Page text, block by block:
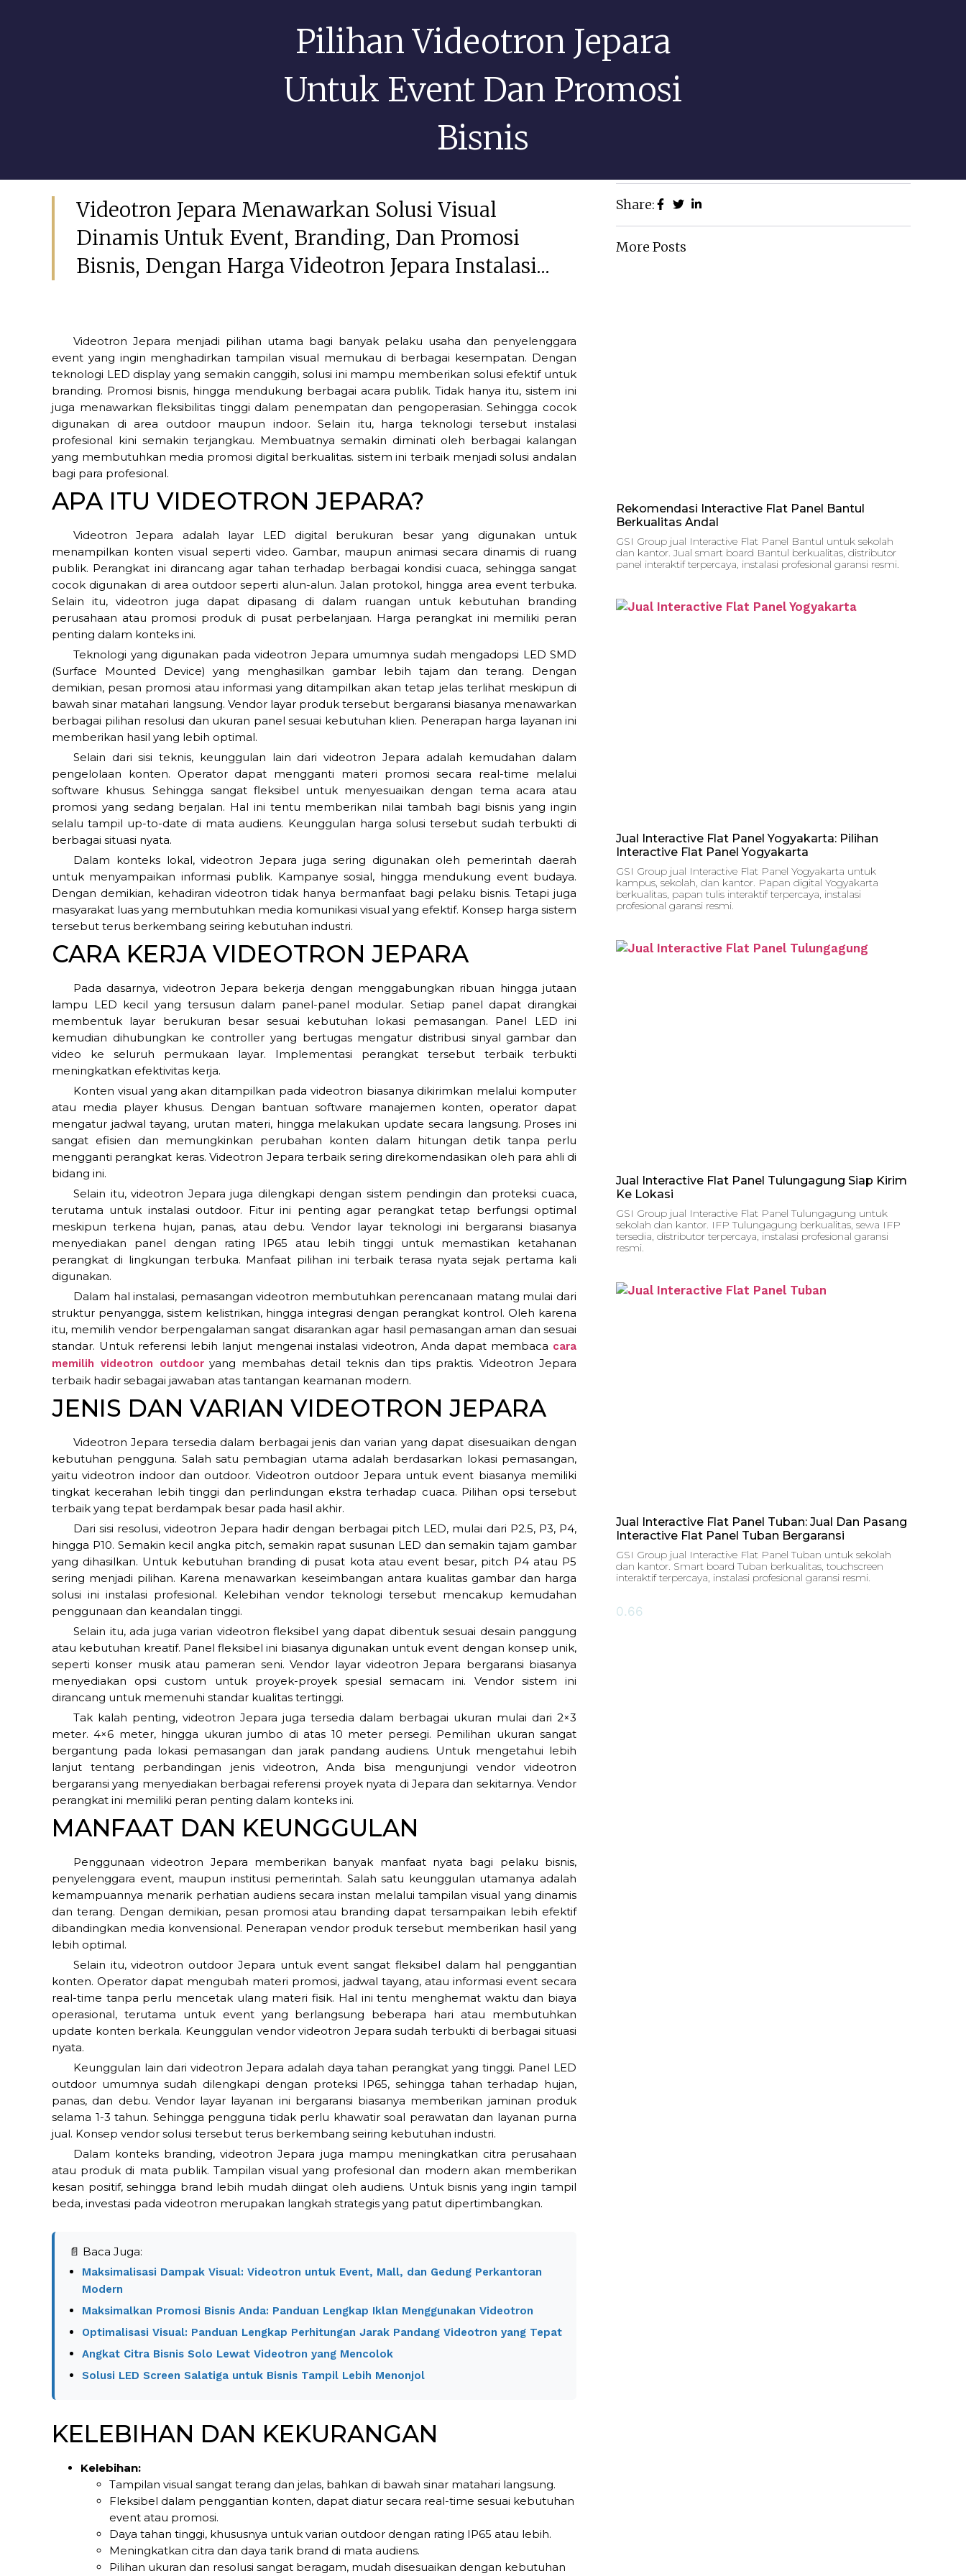
Pilihan Videotron Jepara
Untuk Event Dan Promosi
Bisnis
Videotron Jepara Menawarkan Solusi Visual
Dinamis Untuk Event, Branding, Dan Promosi
Bisnis, Dengan Harga Videotron Jepara Instalasi...
Videotron Jepara menjadi pilihan utama bagi banyak pelaku usaha dan penyelenggara
event yang ingin menghadirkan tampilan visual memukau di berbagai kesempatan. Dengan
teknologi LED display yang semakin canggih, solusi ini mampu memberikan solusi efektif untuk
branding. Promosi bisnis, hingga mendukung berbagai acara publik. Tidak hanya itu, sistem ini
juga menawarkan fleksibilitas tinggi dalam penempatan dan pengoperasian. Sehingga cocok
digunakan di area outdoor maupun indoor. Selain itu, harga teknologi tersebut instalasi
profesional kini semakin terjangkau. Membuatnya semakin diminati oleh berbagai kalangan
yang membutuhkan media promosi digital berkualitas. sistem ini terbaik menjadi solusi andalan
bagi para profesional.
APA ITU VIDEOTRON JEPARA?
Videotron Jepara adalah layar LED digital berukuran besar yang digunakan untuk
menampilkan konten visual seperti video. Gambar, maupun animasi secara dinamis di ruang
publik. Perangkat ini dirancang agar tahan terhadap berbagai kondisi cuaca, sehingga sangat
cocok digunakan di area outdoor seperti alun-alun. Jalan protokol, hingga area event terbuka.
Selain itu, videotron juga dapat dipasang di dalam ruangan untuk kebutuhan branding
perusahaan atau promosi produk di pusat perbelanjaan. Harga perangkat ini memiliki peran
penting dalam konteks ini.
Teknologi yang digunakan pada videotron Jepara umumnya sudah mengadopsi LED SMD
(Surface Mounted Device) yang menghasilkan gambar lebih tajam dan terang. Dengan
demikian, pesan promosi atau informasi yang ditampilkan akan tetap jelas terlihat meskipun di
bawah sinar matahari langsung. Vendor layar produk tersebut bergaransi biasanya menawarkan
berbagai pilihan resolusi dan ukuran panel sesuai kebutuhan klien. Penerapan harga layanan ini
memberikan hasil yang lebih optimal.
Selain dari sisi teknis, keunggulan lain dari videotron Jepara adalah kemudahan dalam
pengelolaan konten. Operator dapat mengganti materi promosi secara real-time melalui
software khusus. Sehingga sangat fleksibel untuk menyesuaikan dengan tema acara atau
promosi yang sedang berjalan. Hal ini tentu memberikan nilai tambah bagi bisnis yang ingin
selalu tampil up-to-date di mata audiens. Keunggulan harga solusi tersebut sudah terbukti di
berbagai situasi nyata.
Dalam konteks lokal, videotron Jepara juga sering digunakan oleh pemerintah daerah
untuk menyampaikan informasi publik. Kampanye sosial, hingga mendukung event budaya.
Dengan demikian, kehadiran videotron tidak hanya bermanfaat bagi pelaku bisnis. Tetapi juga
masyarakat luas yang membutuhkan media komunikasi visual yang efektif. Konsep harga sistem
tersebut terus berkembang seiring kebutuhan industri.
CARA KERJA VIDEOTRON JEPARA
Pada dasarnya, videotron Jepara bekerja dengan menggabungkan ribuan hingga jutaan
lampu LED kecil yang tersusun dalam panel-panel modular. Setiap panel dapat dirangkai
membentuk layar berukuran besar sesuai kebutuhan lokasi pemasangan. Panel LED ini
kemudian dihubungkan ke controller yang bertugas mengatur distribusi sinyal gambar dan
video ke seluruh permukaan layar. Implementasi perangkat tersebut terbaik terbukti
meningkatkan efektivitas kerja.
Konten visual yang akan ditampilkan pada videotron biasanya dikirimkan melalui komputer
atau media player khusus. Dengan bantuan software manajemen konten, operator dapat
mengatur jadwal tayang, urutan materi, hingga melakukan update secara langsung. Proses ini
sangat efisien dan memungkinkan perubahan konten dalam hitungan detik tanpa perlu
mengganti perangkat keras. Videotron Jepara terbaik sering direkomendasikan oleh para ahli di
bidang ini.
Selain itu, videotron Jepara juga dilengkapi dengan sistem pendingin dan proteksi cuaca,
terutama untuk instalasi outdoor. Fitur ini penting agar perangkat tetap berfungsi optimal
meskipun terkena hujan, panas, atau debu. Vendor layar teknologi ini bergaransi biasanya
menyediakan panel dengan rating IP65 atau lebih tinggi untuk memastikan ketahanan
perangkat di lingkungan terbuka. Manfaat pilihan ini terbaik terasa nyata sejak pertama kali
digunakan.
Dalam hal instalasi, pemasangan videotron membutuhkan perencanaan matang mulai dari
struktur penyangga, sistem kelistrikan, hingga integrasi dengan perangkat kontrol. Oleh karena
itu, memilih vendor berpengalaman sangat disarankan agar hasil pemasangan aman dan sesuai
standar. Untuk referensi lebih lanjut mengenai instalasi videotron, Anda dapat membaca cara
memilih videotron outdooryang membahas detail teknis dan tips praktis. Videotron Jepara
terbaik hadir sebagai jawaban atas tantangan keamanan modern.
JENIS DAN VARIAN VIDEOTRON JEPARA
Videotron Jepara tersedia dalam berbagai jenis dan varian yang dapat disesuaikan dengan
kebutuhan pengguna. Salah satu pembagian utama adalah berdasarkan lokasi pemasangan,
yaitu videotron indoor dan outdoor. Videotron outdoor Jepara untuk event biasanya memiliki
tingkat kecerahan lebih tinggi dan perlindungan ekstra terhadap cuaca. Pilihan opsi tersebut
terbaik yang tepat berdampak besar pada hasil akhir.
Dari sisi resolusi, videotron Jepara hadir dengan berbagai pitch LED, mulai dari P2.5, P3, P4,
hingga P10. Semakin kecil angka pitch, semakin rapat susunan LED dan semakin tajam gambar
yang dihasilkan. Untuk kebutuhan branding di pusat kota atau event besar, pitch P4 atau P5
sering menjadi pilihan. Karena menawarkan keseimbangan antara kualitas gambar dan harga
solusi ini instalasi profesional. Kelebihan vendor teknologi tersebut mencakup kemudahan
penggunaan dan keandalan tinggi.
Selain itu, ada juga varian videotron fleksibel yang dapat dibentuk sesuai desain panggung
atau kebutuhan kreatif. Panel fleksibel ini biasanya digunakan untuk event dengan konsep unik,
seperti konser musik atau pameran seni. Vendor layar videotron Jepara bergaransi biasanya
menyediakan opsi custom untuk proyek-proyek spesial semacam ini. Vendor sistem ini
dirancang untuk memenuhi standar kualitas tertinggi.
Tak kalah penting, videotron Jepara juga tersedia dalam berbagai ukuran mulai dari 2×3
meter. 4×6 meter, hingga ukuran jumbo di atas 10 meter persegi. Pemilihan ukuran sangat
bergantung pada lokasi pemasangan dan jarak pandang audiens. Untuk mengetahui lebih
lanjut tentang perbandingan jenis videotron, Anda bisa mengunjungi vendor videotron
bergaransi yang menyediakan berbagai referensi proyek nyata di Jepara dan sekitarnya. Vendor
perangkat ini memiliki peran penting dalam konteks ini.
MANFAAT DAN KEUNGGULAN
Penggunaan videotron Jepara memberikan banyak manfaat nyata bagi pelaku bisnis,
penyelenggara event, maupun institusi pemerintah. Salah satu keunggulan utamanya adalah
kemampuannya menarik perhatian audiens secara instan melalui tampilan visual yang dinamis
dan terang. Dengan demikian, pesan promosi atau branding dapat tersampaikan lebih efektif
dibandingkan media konvensional. Penerapan vendor produk tersebut memberikan hasil yang
lebih optimal.
Selain itu, videotron outdoor Jepara untuk event sangat fleksibel dalam hal penggantian
konten. Operator dapat mengubah materi promosi, jadwal tayang, atau informasi event secara
real-time tanpa perlu mencetak ulang materi fisik. Hal ini tentu menghemat waktu dan biaya
operasional, terutama untuk event yang berlangsung beberapa hari atau membutuhkan
update konten berkala. Keunggulan vendor videotron Jepara sudah terbukti di berbagai situasi
nyata.
Keunggulan lain dari videotron Jepara adalah daya tahan perangkat yang tinggi. Panel LED
outdoor umumnya sudah dilengkapi dengan proteksi IP65, sehingga tahan terhadap hujan,
panas, dan debu. Vendor layar layanan ini bergaransi biasanya memberikan jaminan produk
selama 1-3 tahun. Sehingga pengguna tidak perlu khawatir soal perawatan dan layanan purna
jual. Konsep vendor solusi tersebut terus berkembang seiring kebutuhan industri.
Dalam konteks branding, videotron Jepara juga mampu meningkatkan citra perusahaan
atau produk di mata publik. Tampilan visual yang profesional dan modern akan memberikan
kesan positif, sehingga brand lebih mudah diingat oleh audiens. Untuk bisnis yang ingin tampil
beda, investasi pada videotron merupakan langkah strategis yang patut dipertimbangkan.
📄 Baca Juga:
Maksimalisasi Dampak Visual: Videotron untuk Event, Mall, dan Gedung Perkantoran
Modern
Maksimalkan Promosi Bisnis Anda: Panduan Lengkap Iklan Menggunakan Videotron
Optimalisasi Visual: Panduan Lengkap Perhitungan Jarak Pandang Videotron yang Tepat
Angkat Citra Bisnis Solo Lewat Videotron yang Mencolok
Solusi LED Screen Salatiga untuk Bisnis Tampil Lebih Menonjol
KELEBIHAN DAN KEKURANGAN
Kelebihan:
Tampilan visual sangat terang dan jelas, bahkan di bawah sinar matahari langsung.
Fleksibel dalam penggantian konten, dapat diatur secara real-time sesuai kebutuhan
event atau promosi.
Daya tahan tinggi, khususnya untuk varian outdoor dengan rating IP65 atau lebih.
Meningkatkan citra dan daya tarik brand di mata audiens.
Pilihan ukuran dan resolusi sangat beragam, mudah disesuaikan dengan kebutuhan
Share:
More Posts
Rekomendasi Interactive Flat Panel Bantul
Berkualitas Andal
GSI Group jual Interactive Flat Panel Bantul untuk sekolah
dan kantor. Jual smart board Bantul berkualitas, distributor
panel interaktif terpercaya, instalasi profesional garansi resmi.
Jual Interactive Flat Panel Yogyakarta: Pilihan
Interactive Flat Panel Yogyakarta
GSI Group jual Interactive Flat Panel Yogyakarta untuk
kampus, sekolah, dan kantor. Papan digital Yogyakarta
berkualitas, papan tulis interaktif terpercaya, instalasi
profesional garansi resmi.
Jual Interactive Flat Panel Tulungagung Siap Kirim
Ke Lokasi
GSI Group jual Interactive Flat Panel Tulungagung untuk
sekolah dan kantor. IFP Tulungagung berkualitas, sewa IFP
tersedia, distributor terpercaya, instalasi profesional garansi
resmi.
Jual Interactive Flat Panel Tuban: Jual Dan Pasang
Interactive Flat Panel Tuban Bergaransi
GSI Group jual Interactive Flat Panel Tuban untuk sekolah
dan kantor. Smart board Tuban berkualitas, touchscreen
interaktif terpercaya, instalasi profesional garansi resmi.